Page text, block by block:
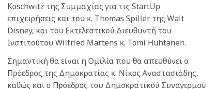
Koschwitz της Συμμαχίας για τις StartUp
επιχειρήσεις και του κ. Thomas Spiller της Walt
Disney, και του Εκτελεστικού Διευθυντή του
Ινστιτούτου Wilfried Martens κ. Tomi Huhtanen.
Σημαντική θα είναι η Ομιλία που θα απευθύνει ο
Πρόεδρος της Δημοκρατίας κ. Νίκος Αναστασιάδης,
καθώς και ο Πρόεδρος του Δημοκρατικού Συναγερμού